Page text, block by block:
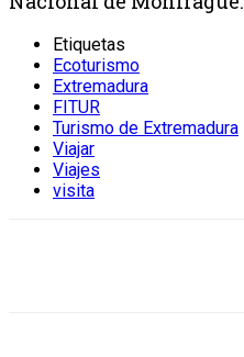
Etiquetas
Ecoturismo
Extremadura
FITUR
Turismo de Extremadura
Viajar
Viajes
visita